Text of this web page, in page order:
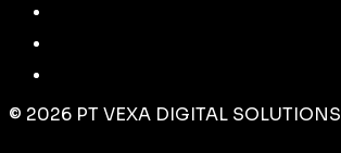
© 2026 PT VEXA DIGITAL SOLUTIONS